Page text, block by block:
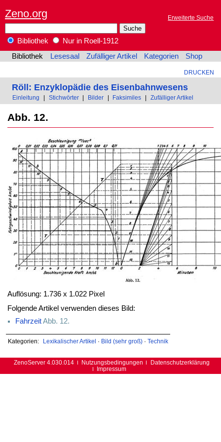
Zeno.org Erweiterte Suche
Bibliothek
Nur in Roell-1912
Bibliothek
Lesesaal Zufälliger Artikel Kategorien Shop
DRUCKEN
Röll: Enzyklopädie des Eisenbahnwesens
Einleitung Stichwörter Bilder Faksimiles Zufälliger Artikel
Abb. 12.
Auflösung: 1.736 x 1.022 Pixel
Folgende Artikel verwenden dieses Bild:
Fahrzeit Abb. 12.
Kategorien: Lexikalischer Artikel · Bild (sehr groß)· Technik
ZenoServer 4.030.014 Nutzungsbedingungen
Datenschutzerklärung
Impressum